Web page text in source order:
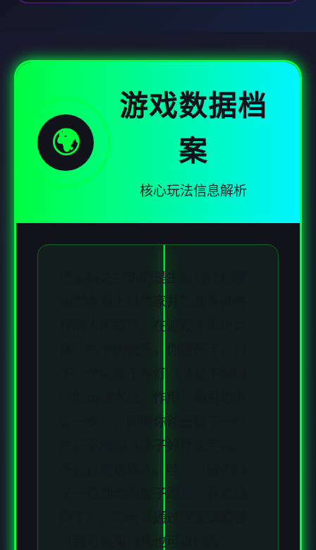
🌍
游戏数据档
案
核心玩法信息解析
迪亚纳之宝讲的是主角追随他爸
的脚步当上冒险家并遇到各种各
样的人的故事，在游戏中你可以
下一个阿拉丁神灯（就是下面图
中的灵魂水晶，作用：指引你的
每一步），同时你爸还留了一座
烂房子给你（房子好坏决定你能
子一看到你的房子跟屎一样直接
跑了），你可以通过挖宝来赚钱
（钱可以买道具也可以修房